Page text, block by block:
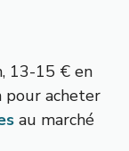
13-15 € en
pour acheter
au marché